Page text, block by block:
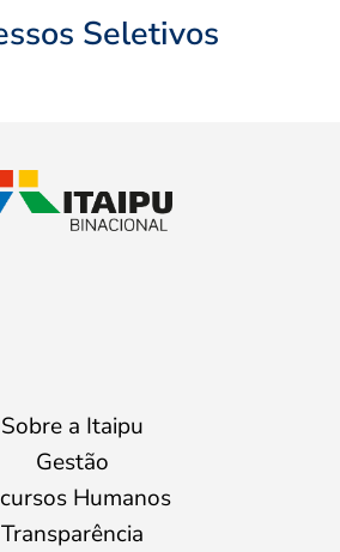
Seletivos
Sobre a Itaipu
Gestão
Humanos
Transparência